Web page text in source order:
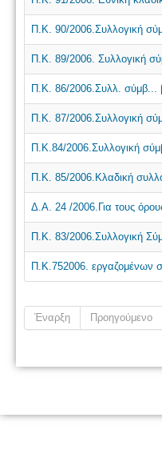
Π.Κ. 90/2006.Συλλογική
Π.Κ. 89/2006. Συλλογική
Π.Κ. 86/2006.Συλλ. σύμβ...
Π.Κ. 87/2006.Συλλογική
Π.Κ.84/2006.Συλλογική
Π.Κ. 85/2006.Κλαδική
Δ.Α. 24 /2006.Για τους
Π.Κ. 83/2006.Συλλογική
Π.Κ.752006. εργαζομένων
Έναρξη Προηγούμενο